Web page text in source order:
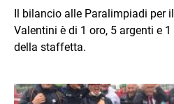
Il bilancio alle Paralimpiadi per
Valentini è di 1 oro, 5 argenti e
della staffetta.
Immagine